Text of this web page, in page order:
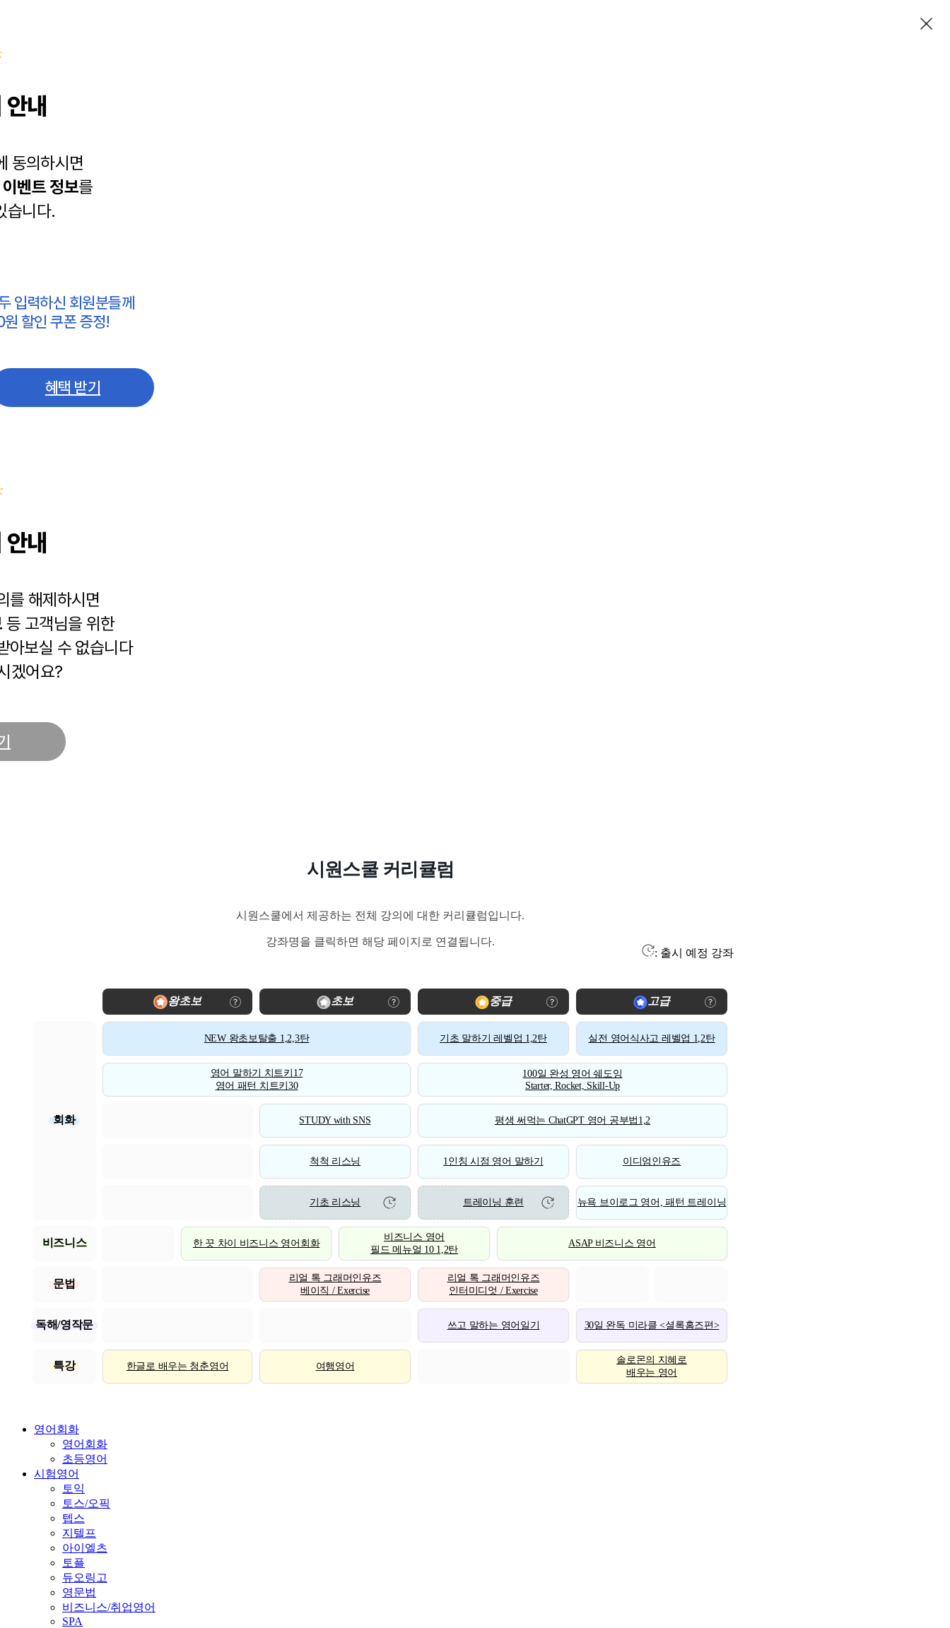
내
동의하시면
이벤트 정보를
습니다.
입력하신 회원분들께
할인 쿠폰 증정!
혜택 받기
내
를 해제하시면
등 고객님을 위한
아보실 수 없습니다
겠어요?
시원스쿨 커리큘럼
시원스쿨에서 제공하는 전체 강의에 대한 커리큘럼입니다.
강좌명을 클릭하면 해당 페이지로 연결됩니다.
: 출시 예정 강좌
왕초보 초보 중급 고급
회화
NEW 왕초보탈출 1,2,3탄 기초 말하기 레벨업 1,2탄 실전 영어식사고 레벨업 1,2탄
영어 말하기 치트키17
영어 패턴 치트키30
100일 완성 영어 쉐도잉
Starter, Rocket, Skill-Up
STUDY with SNS 평생 써먹는 ChatGPT 영어 공부법1,2
척척 리스닝 1인칭 시점 영어 말하기 이디엄인유즈
기초 리스닝 트레이닝 훈련 뉴욕 브이로그 영어, 패턴 트레이닝
비즈니스 한 끗 차이 비즈니스 영어회화
비즈니스 영어
필드 메뉴얼 10 1,2탄
ASAP 비즈니스 영어
문법
리얼 톡 그래머인유즈
베이직 / Exercise
리얼 톡 그래머인유즈
인터미디엇 / Exercise
독해/영작문 쓰고 말하는 영어일기 30일 완독 미라클 <셜록홈즈편>
특강 한글로 배우는 청춘영어 여행영어
솔로몬의 지혜로
배우는 영어
영어회화
영어회화
초등영어
시험영어
토익
토스/오픽
텝스
지텔프
아이엘츠
토플
듀오링고
영문법
비즈니스/취업영어
SPA